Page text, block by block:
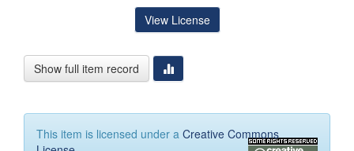
View License
Show full item record
This item is licensed under a Creative Commons